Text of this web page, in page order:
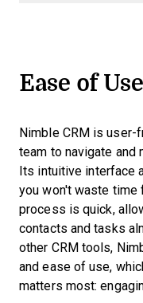
Ease of Use
Nimble CRM is user-
team to navigate and
Its intuitive interface
you won't waste time
process is quick,
contacts and tasks
other CRM tools,
and ease of use,
matters most: